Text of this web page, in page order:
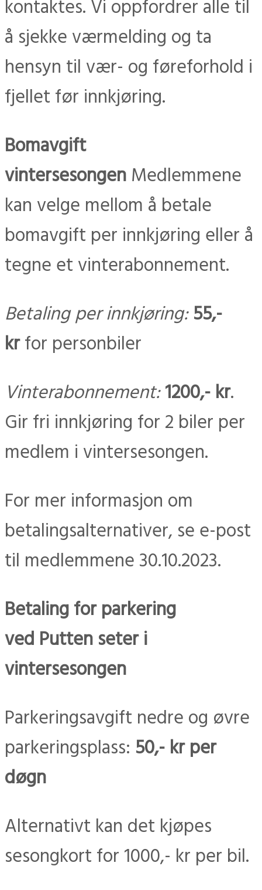
kontaktes. Vi oppfordrer alle til
å sjekke værmelding og ta
hensyn til vær- og føreforhold i
fjellet før innkjøring.
Bomavgift
vintersesongenMedlemmene
kan velge mellom å betale
bomavgift per innkjøring eller å
tegne et vinterabonnement.
Betaling per innkjøring:55,-
krfor personbiler
Vinterabonnement:1200,- kr.
Gir fri innkjøring for 2 biler per
medlem i vintersesongen.
For mer informasjon om
betalingsalternativer, se e-post
til medlemmene 30.10.2023.
Betaling for parkering
ved Putten seter i
vintersesongen
Parkeringsavgift nedre og øvre
parkeringsplass: 50,- kr per
døgn
Alternativt kan det kjøpes
sesongkort for 1000,- kr per bil.